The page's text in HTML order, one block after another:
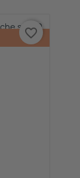
favorite_border